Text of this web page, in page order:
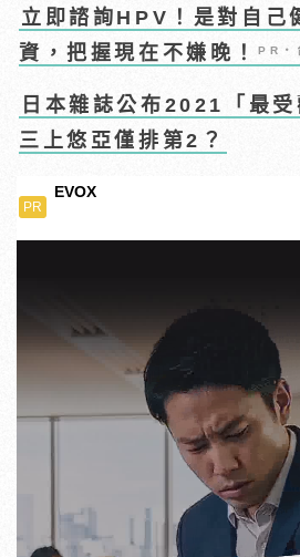
立即諮詢HPV！是對自己
資，把握現在不嫌晚！PR・
日本雜誌公布2021「最受
三上悠亞僅排第2？
PR
EVOX